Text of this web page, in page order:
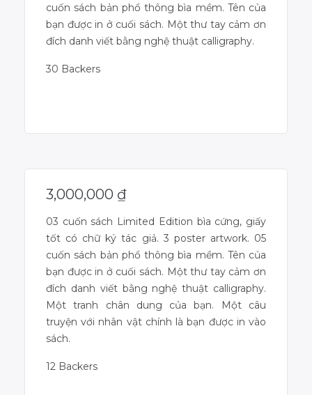
cuốn sách bản phổ thông bìa mềm. Tên của
bạn được in ở cuối sách. Một thư tay cảm ơn
đích danh viết bằng nghệ thuật calligraphy.
30 Backers
3,000,000 ₫
03 cuốn sách Limited Edition bìa cứng, giấy
tốt có chữ ký tác giả. 3 poster artwork. 05
cuốn sách bản phổ thông bìa mềm. Tên của
bạn được in ở cuối sách. Một thư tay cảm ơn
đích danh viết bằng nghệ thuật calligraphy.
Một tranh chân dung của bạn. Một câu
truyện với nhân vật chính là bạn được in vào
sách.
12 Backers